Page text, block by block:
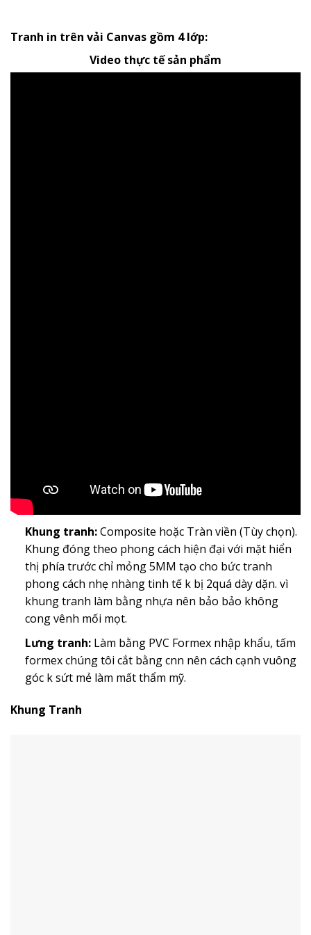
Tranh in trên vải Canvas gồm 4 lớp:
Video thực tế sản phẩm
Khung tranh:Composite hoặc Tràn viền (Tùy chọn).
Khung đóng theo phong cách hiện đại với mặt hiển
thị phía trước chỉ mỏng 5MM tạo cho bức tranh
phong cách nhẹ nhàng tinh tế k bị 2quá dày dặn. vì
khung tranh làm bằng nhựa nên bảo bảo không
cong vênh mối mọt.
Lưng tranh:Làm bằng PVC Formex nhập khẩu, tấm
formex chúng tôi cắt bằng cnn nên cách cạnh vuông
góc k sứt mẻ làm mất thẩm mỹ.
Khung Tranh